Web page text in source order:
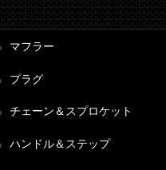
マフラー
プラグ
チェーン＆スプロケット
ハンドル＆ステップ